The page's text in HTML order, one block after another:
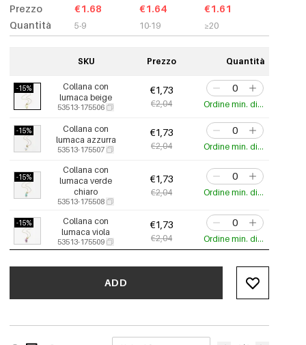
Prezzo
Quantità
€1.68
5-9
€1.64
10-19
€1.61
≥20
SKU Prezzo Quantità
-15%
Collana con
lumaca beige
53513-175506
€1,73
€2,04 Ordine min. di 2 pz.
-15%
Collana con
lumaca azzurra
53513-175507
€1,73
€2,04 Ordine min. di 2 pz.
-15%
Collana con
lumaca verde
chiaro
53513-175508
€1,73
€2,04 Ordine min. di 2 pz.
-15%
Collana con
lumaca viola
53513-175509
€1,73
€2,04 Ordine min. di 2 pz.
-15%
a quattro pezzi
Ordine min. di 2 pz.
ADD